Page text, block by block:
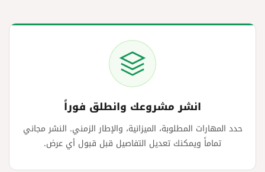
انشر مشروعك وانطلق فوراً
حدد المهارات المطلوبة، الميزانية، والإطار الزمني. النشر مجاني
تماماً ويمكنك تعديل التفاصيل قبل قبول أي عرض.